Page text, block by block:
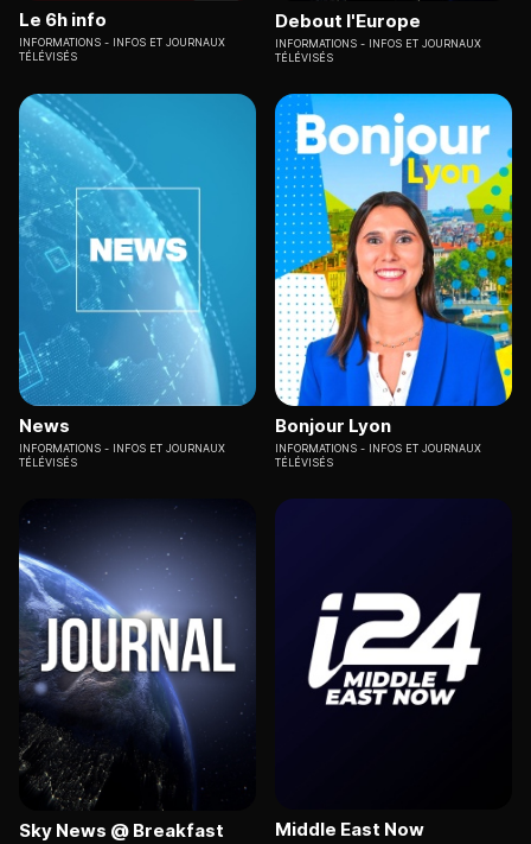
Le 6h info
INFORMATIONS
INFOS ET JOURNAUX
TÉLÉVISÉS
Debout l'Europe
INFORMATIONS
INFOS ET JOURNAUX
TÉLÉVISÉS
News
INFORMATIONS
INFOS ET JOURNAUX
TÉLÉVISÉS
Bonjour Lyon
INFORMATIONS
INFOS ET JOURNAUX
TÉLÉVISÉS
Sky News @ Breakfast Middle East Now